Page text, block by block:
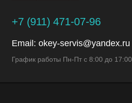
+7 (911) 471-07-96
Email: okey-servis@yandex.ru
График работы Пн-Пт с 8:00 до 17:00